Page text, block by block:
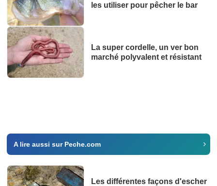
les utiliser pour pêcher le bar
La super cordelle, un ver bon
marché polyvalent et résistant
A lire aussi sur Peche.com
Les différentes façons d'escher